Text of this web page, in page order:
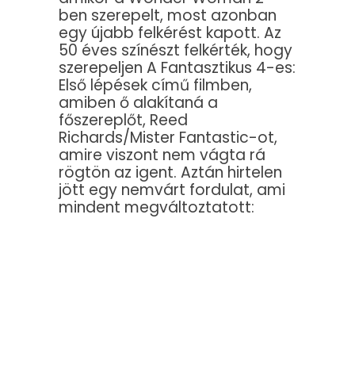
ben szerepelt, most azonban
egy újabb felkérést kapott. Az
50 éves színészt felkérték, hogy
szerepeljen A Fantasztikus 4-es:
Első lépések című filmben,
amiben ő alakítaná a
főszereplőt, Reed
Richards/Mister Fantastic-ot,
amire viszont nem vágta rá
rögtön az igent. Aztán hirtelen
jött egy nemvárt fordulat, ami
mindent megváltoztatott: